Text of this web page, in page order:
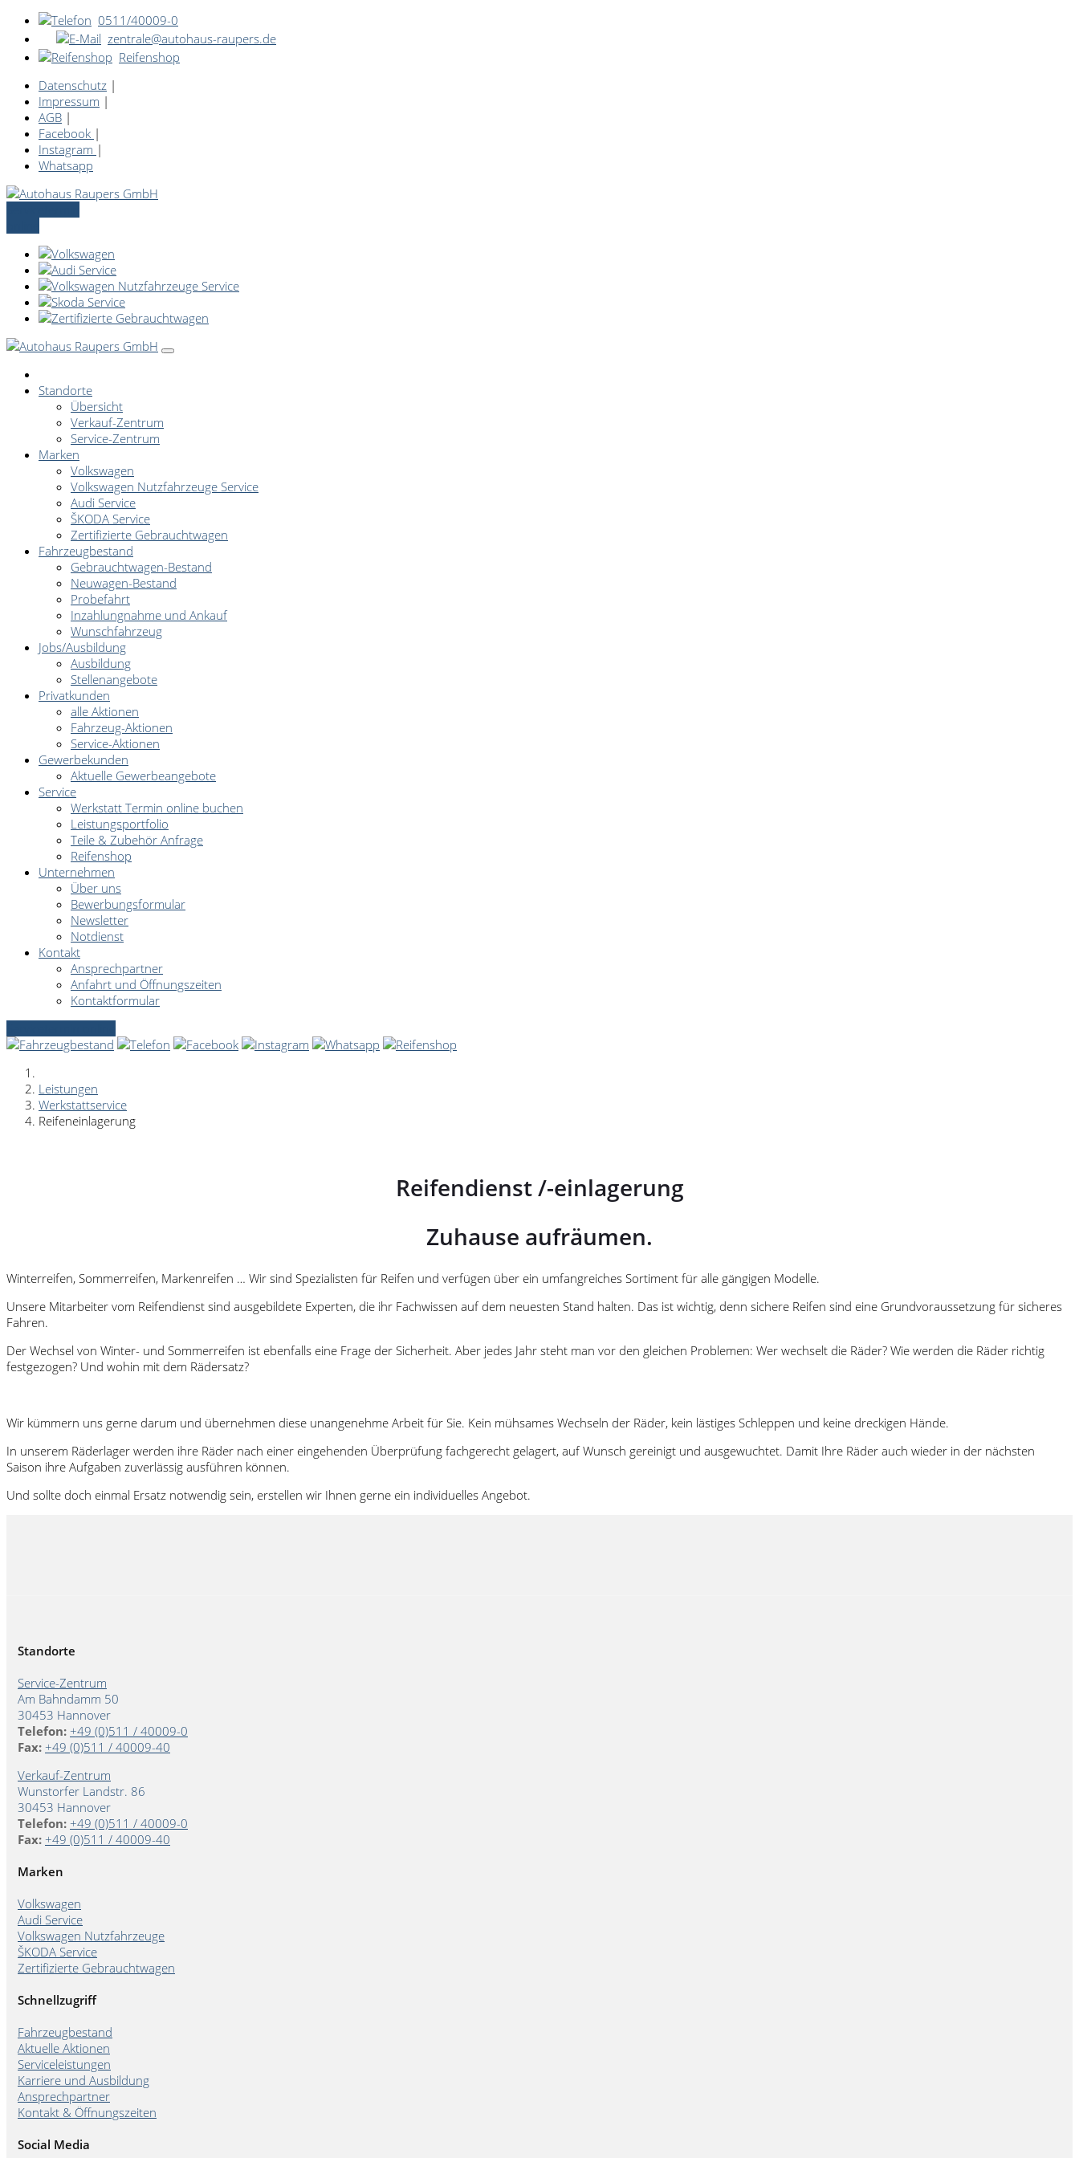
0511/40009-0
zentrale@autohaus-raupers.de
Reifenshop
Datenschutz |
Impressum |
AGB |
Facebook |
Instagram |
Whatsapp
Standorte
Übersicht
Verkauf-Zentrum
Service-Zentrum
Marken
Volkswagen
Volkswagen Nutzfahrzeuge Service
Audi Service
ŠKODA Service
Zertifizierte Gebrauchtwagen
Fahrzeugbestand
Gebrauchtwagen-Bestand
Neuwagen-Bestand
Probefahrt
Inzahlungnahme und Ankauf
Wunschfahrzeug
Jobs/Ausbildung
Ausbildung
Stellenangebote
Privatkunden
alle Aktionen
Fahrzeug-Aktionen
Service-Aktionen
Gewerbekunden
Aktuelle Gewerbeangebote
Service
Werkstatt Termin online buchen
Leistungsportfolio
Teile & Zubehör Anfrage
Reifenshop
Unternehmen
Über uns
Bewerbungsformular
Newsletter
Notdienst
Kontakt
Ansprechpartner
Anfahrt und Öffnungszeiten
Kontaktformular
Leistungen
Werkstattservice
Reifeneinlagerung
Reifendienst /-einlagerung
Zuhause aufräumen.
Winterreifen, Sommerreifen, Markenreifen … Wir sind Spezialisten für Reifen und verfügen über ein umfangreiches Sortiment für alle gängigen Modelle.
Unsere Mitarbeiter vom Reifendienst sind ausgebildete Experten, die ihr Fachwissen auf dem neuesten Stand halten. Das ist wichtig, denn sichere Reifen sind eine Grundvoraussetzung für sicheres
Fahren.
Der Wechsel von Winter- und Sommerreifen ist ebenfalls eine Frage der Sicherheit. Aber jedes Jahr steht man vor den gleichen Problemen: Wer wechselt die Räder? Wie werden die Räder richtig
festgezogen? Und wohin mit dem Rädersatz?
Wir kümmern uns gerne darum und übernehmen diese unangenehme Arbeit für Sie. Kein mühsames Wechseln der Räder, kein lästiges Schleppen und keine dreckigen Hände.
In unserem Räderlager werden ihre Räder nach einer eingehenden Überprüfung fachgerecht gelagert, auf Wunsch gereinigt und ausgewuchtet. Damit Ihre Räder auch wieder in der nächsten
Saison ihre Aufgaben zuverlässig ausführen können.
Und sollte doch einmal Ersatz notwendig sein, erstellen wir Ihnen gerne ein individuelles Angebot.
Standorte
Service-Zentrum
Am Bahndamm 50
30453 Hannover
Telefon: +49 (0)511 / 40009-0
Fax: +49 (0)511 / 40009-40
Verkauf-Zentrum
Wunstorfer Landstr. 86
30453 Hannover
Telefon: +49 (0)511 / 40009-0
Fax: +49 (0)511 / 40009-40
Marken
Volkswagen
Audi Service
Volkswagen Nutzfahrzeuge
ŠKODA Service
Zertifizierte Gebrauchtwagen
Schnellzugriff
Fahrzeugbestand
Aktuelle Aktionen
Serviceleistungen
Karriere und Ausbildung
Ansprechpartner
Kontakt & Öffnungszeiten
Social Media